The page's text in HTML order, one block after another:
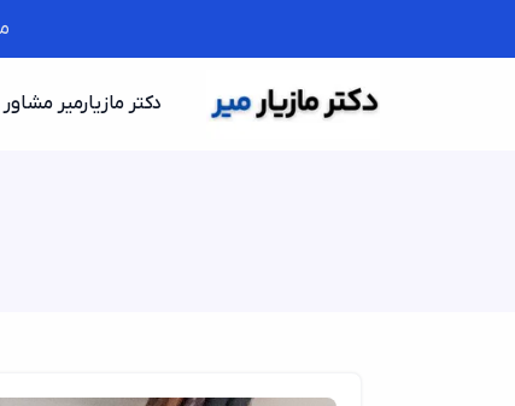
دکتر مازیارمیر مشاور